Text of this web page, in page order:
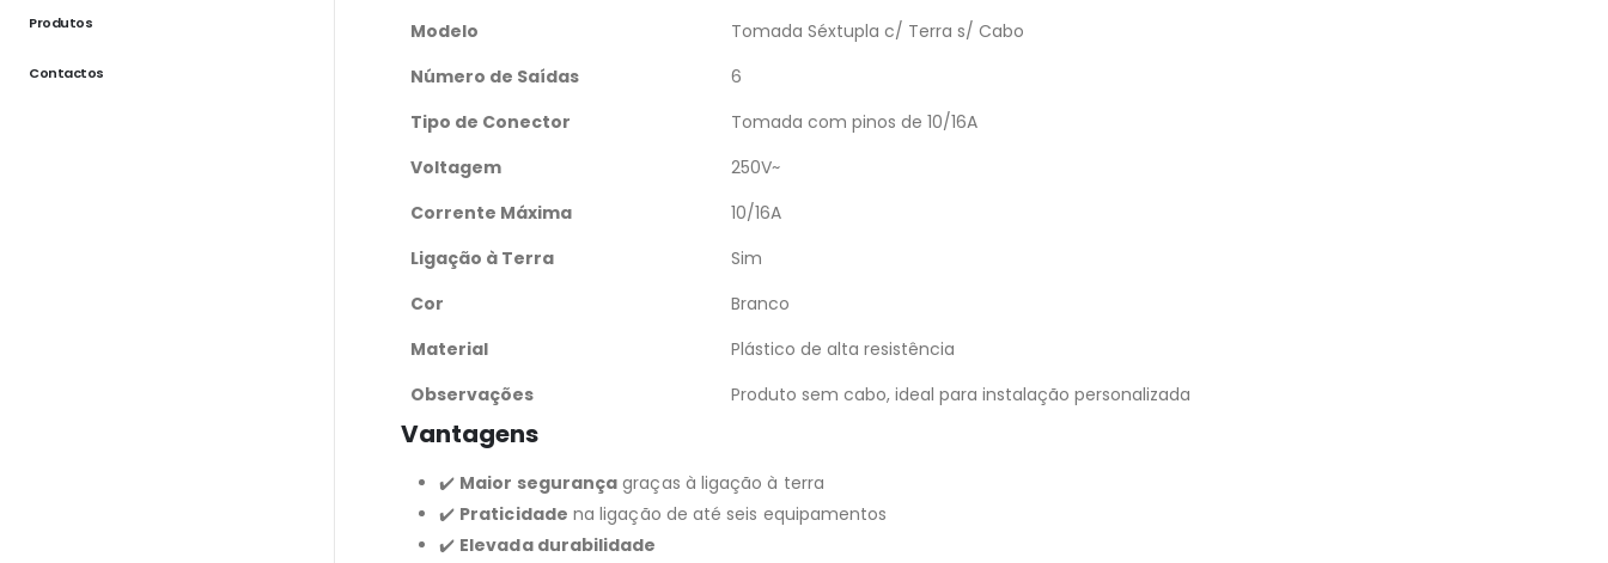
Modelo
Tomada Séxtupla c/ Terra s/ Cabo
Número de Saídas
6
Tipo de Conector
Tomada com pinos de 10/16A
Voltagem
250V~
Corrente Máxima
10/16A
Ligação à Terra
Sim
Cor
Branco
Material
Plástico de alta resistência
Observações
Produto sem cabo, ideal para instalação personalizada
Vantagens
✔️ Maior segurança graças à ligação à terra
✔️ Praticidade na ligação de até seis equipamentos
✔️ Elevada durabilidade
Produtos
Contactos